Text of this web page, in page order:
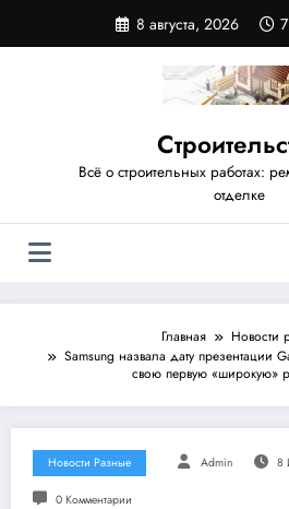
содержимому
8 августа, 2026
Всё о строительных работах:
отделке
Главная
Новости
Samsung назвала дату презентации
свою первую «широкую»
Новости Разные Admin 8
0 Комментарии